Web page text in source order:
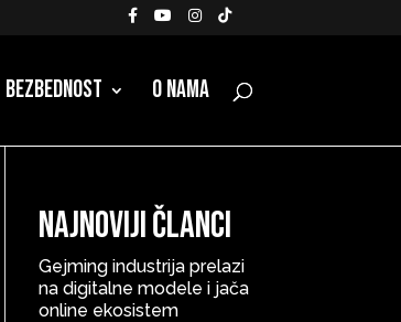
Bezbednost O nama
Najnoviji članci
Gejming industrija prelazi
na digitalne modele i jača
online ekosistem